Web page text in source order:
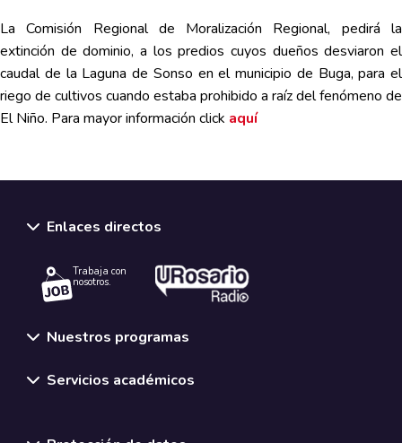
La Comisión Regional de Moralización Regional, pedirá la
extinción de dominio, a los predios cuyos dueños desviaron el
caudal de la Laguna de Sonso en el municipio de Buga, para el
riego de cultivos cuando estaba prohibido a raíz del fenómeno de
El Niño. Para mayor información click aquí
Enlaces directos
Trabaja con
nosotros.
Nuestros programas
Servicios académicos